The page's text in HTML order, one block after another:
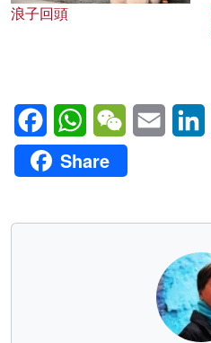
浪子回頭
FacebookWhatsAppWeChatEmail
Share